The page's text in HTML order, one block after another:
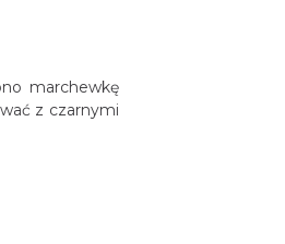
marchewkę
z czarnymi